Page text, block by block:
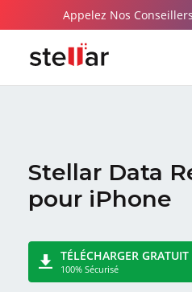
Appelez Nos
Stellar Data
pour iPhone
TÉLÉCHARGER GRATUIT
100% Sécurisé